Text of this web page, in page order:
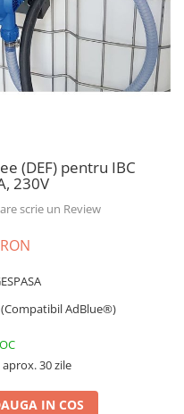
(DEF) pentru IBC
230V
scrie un Review
(Compatibil AdBlue®)
aprox. 30 zile
IN COS